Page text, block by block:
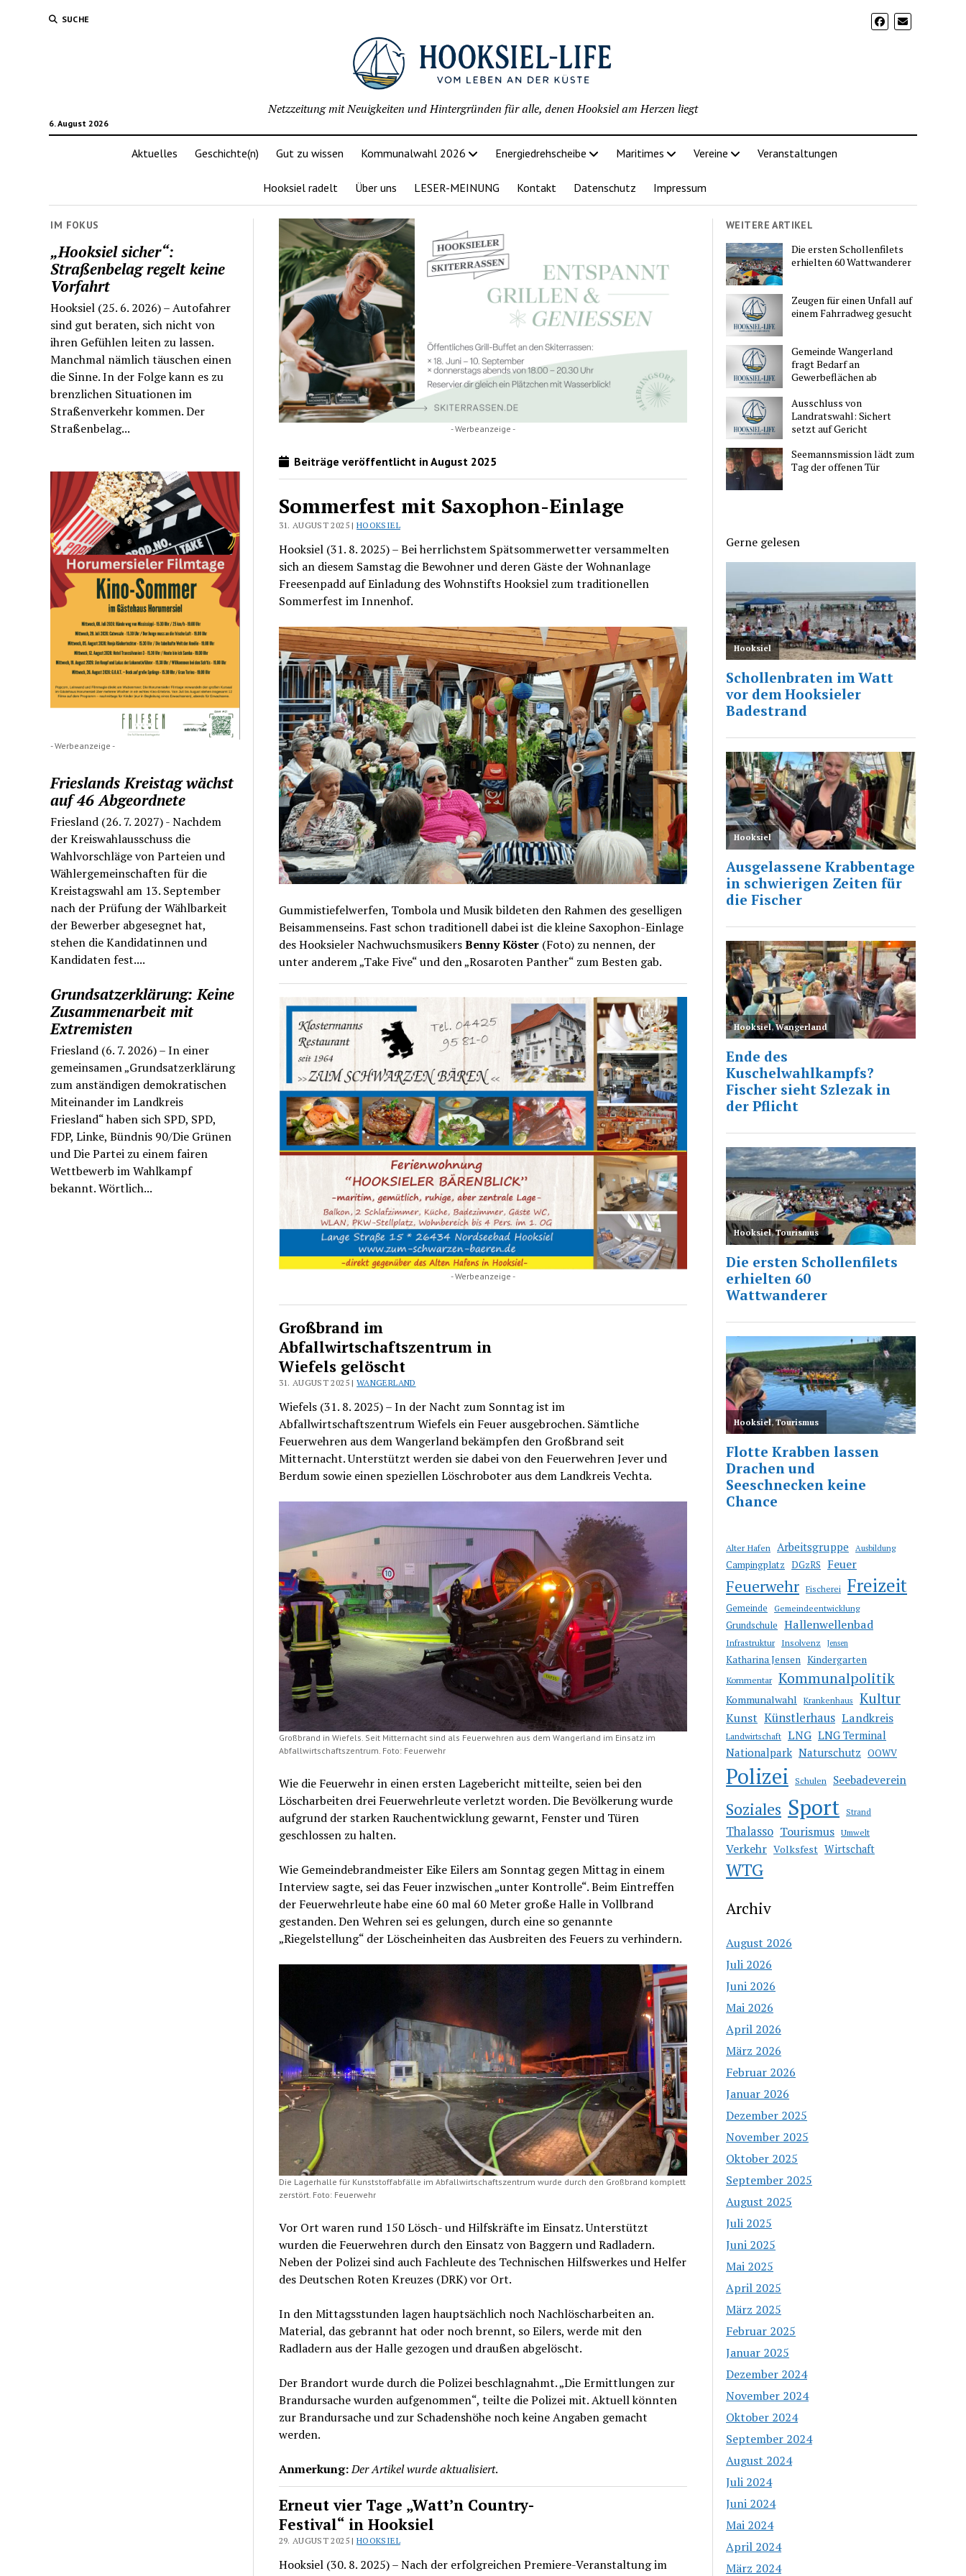
SUCHE
6. August 2026
Netzzeitung mit Neuigkeiten und Hintergründen für alle, denen Hooksiel am Herzen liegt
Aktuelles Geschichte(n) Gut zu wissen Kommunalwahl 2026 Energiedrehscheibe Maritimes Vereine Veranstaltungen
Hooksiel radelt Über uns LESER-MEINUNG Kontakt Datenschutz Impressum
IM FOKUS
„Hooksiel sicher“:
Straßenbelag regelt keine
Vorfahrt
Hooksiel (25. 6. 2026) – Autofahrer
sind gut beraten, sich nicht von
ihren Gefühlen leiten zu lassen.
Manchmal nämlich täuschen einen
die Sinne. In der Folge kann es zu
brenzlichen Situationen im
Straßenverkehr kommen. Der
Straßenbelag...
- Werbeanzeige -
Frieslands Kreistag wächst
auf 46 Abgeordnete
Friesland (26. 7. 2027) - Nachdem
der Kreiswahlausschuss die
Wahlvorschläge von Parteien und
Wählergemeinschaften für die
Kreistagswahl am 13. September
nach der Prüfung der Wählbarkeit
der Bewerber abgesegnet hat,
stehen die Kandidatinnen und
Kandidaten fest....
Grundsatzerklärung: Keine
Zusammenarbeit mit
Extremisten
Friesland (6. 7. 2026) – In einer
gemeinsamen „Grundsatzerklärung
zum anständigen demokratischen
Miteinander im Landkreis
Friesland“ haben sich SPD, SPD,
FDP, Linke, Bündnis 90/Die Grünen
und Die Partei zu einem fairen
Wettbewerb im Wahlkampf
bekannt. Wörtlich...
- Werbeanzeige -
Beiträge veröffentlicht in August 2025
Sommerfest mit Saxophon-Einlage
31. AUGUST 2025 |HOOKSIEL
Hooksiel (31. 8. 2025) – Bei herrlichstem Spätsommerwetter versammelten
sich an diesem Samstag die Bewohner und deren Gäste der Wohnanlage
Freesenpadd auf Einladung des Wohnstifts Hooksiel zum traditionellen
Sommerfest im Innenhof.
Gummistiefelwerfen, Tombola und Musik bildeten den Rahmen des geselligen
Beisammenseins. Fast schon traditionell dabei ist die kleine Saxophon-Einlage
des Hooksieler NachwuchsmusikersBenny Köster (Foto) zu nennen, der
unter anderem „Take Five“ und den „Rosaroten Panther“ zum Besten gab.
- Werbeanzeige -
Großbrand im
Abfallwirtschaftszentrum in
Wiefels gelöscht
31. AUGUST 2025 |WANGERLAND
Wiefels (31. 8. 2025) – In der Nacht zum Sonntag ist im
Abfallwirtschaftszentrum Wiefels ein Feuer ausgebrochen. Sämtliche
Feuerwehren aus dem Wangerland bekämpfen den Großbrand seit
Mitternacht. Unterstützt werden sie dabei von den Feuerwehren Jever und
Berdum sowie einen speziellen Löschroboter aus dem Landkreis Vechta.
Großbrand in Wiefels. Seit Mitternacht sind als Feuerwehren aus dem Wangerland im Einsatz im
Abfallwirtschaftszentrum. Foto: Feuerwehr
Wie die Feuerwehr in einen ersten Lagebericht mitteilte, seien bei den
Löscharbeiten drei Feuerwehrleute verletzt worden. Die Bevölkerung wurde
aufgrund der starken Rauchentwicklung gewarnt, Fenster und Türen
geschlossen zu halten.
Wie Gemeindebrandmeister Eike Eilers am Sonntag gegen Mittag in einem
Interview sagte, sei das Feuer inzwischen „unter Kontrolle“. Beim Eintreffen
der Feuerwehrleute habe eine 60 mal 60 Meter große Halle in Vollbrand
gestanden. Den Wehren sei es gelungen, durch eine so genannte
„Riegelstellung“ der Löscheinheiten das Ausbreiten des Feuers zu verhindern.
Die Lagerhalle für Kunststoffabfälle im Abfallwirtschaftszentrum wurde durch den Großbrand komplett
zerstört. Foto: Feuerwehr
Vor Ort waren rund 150 Lösch- und Hilfskräfte im Einsatz. Unterstützt
wurden die Feuerwehren durch den Einsatz von Baggern und Radladern.
Neben der Polizei sind auch Fachleute des Technischen Hilfswerkes und Helfer
des Deutschen Roten Kreuzes (DRK) vor Ort.
In den Mittagsstunden lagen hauptsächlich noch Nachlöscharbeiten an.
Material, das gebrannt hat oder noch brennt, so Eilers, werde mit den
Radladern aus der Halle gezogen und draußen abgelöscht.
Der Brandort wurde durch die Polizei beschlagnahmt. „Die Ermittlungen zur
Brandursache wurden aufgenommen“, teilte die Polizei mit. Aktuell könnten
zur Brandursache und zur Schadenshöhe noch keine Angaben gemacht
werden.
Anmerkung:Der Artikel wurde aktualisiert.
Erneut vier Tage „Watt’n Country-
Festival“ in Hooksiel
29. AUGUST 2025 |HOOKSIEL
Hooksiel (30. 8. 2025) – Nach der erfolgreichen Premiere-Veranstaltung im
WEITERE ARTIKEL
Die ersten Schollenfilets
erhielten 60 Wattwanderer
Zeugen für einen Unfall auf
einem Fahrradweg gesucht
Gemeinde Wangerland
fragt Bedarf an
Gewerbeflächen ab
Ausschluss von
Landratswahl: Sichert
setzt auf Gericht
Seemannsmission lädt zum
Tag der offenen Tür
Gerne gelesen
Alter Hafen Arbeitsgruppe Ausbildung
Campingplatz DGzRS Feuer
Feuerwehr Fischerei Freizeit
Gemeinde Gemeindeentwicklung
Grundschule Hallenwellenbad
Infrastruktur Insolvenz Jensen
Katharina Jensen Kindergarten
Kommentar Kommunalpolitik
Kommunalwahl Krankenhaus Kultur
Kunst Künstlerhaus Landkreis
Landwirtschaft LNG LNG Terminal
Nationalpark Naturschutz OOWV
Polizei Schulen Seebadeverein
Soziales Sport Strand
Thalasso Tourismus Umwelt
Verkehr Volksfest Wirtschaft
WTG
Archiv
August 2026
Juli 2026
Juni 2026
Mai 2026
April 2026
März 2026
Februar 2026
Januar 2026
Dezember 2025
November 2025
Oktober 2025
September 2025
August 2025
Juli 2025
Juni 2025
Mai 2025
April 2025
März 2025
Februar 2025
Januar 2025
Dezember 2024
November 2024
Oktober 2024
September 2024
August 2024
Juli 2024
Juni 2024
Mai 2024
April 2024
März 2024